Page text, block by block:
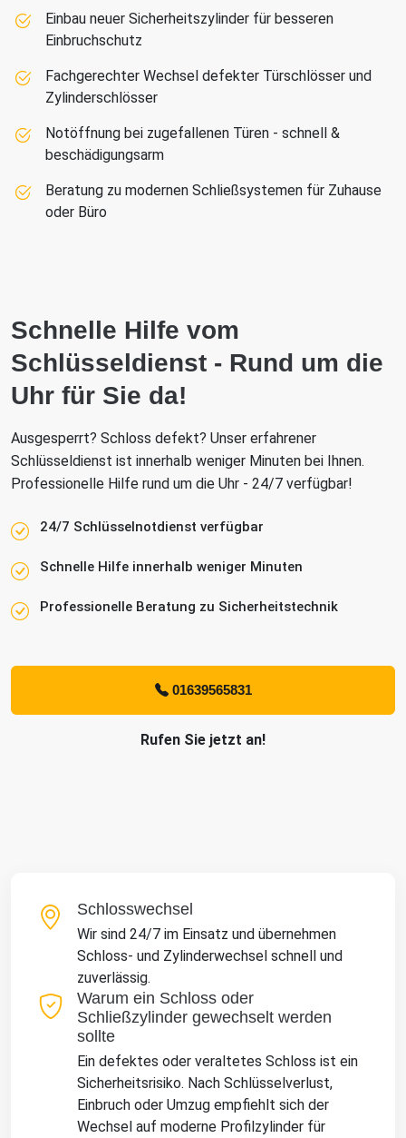
Einbau neuer Sicherheitszylinder für besseren
Einbruchschutz
Fachgerechter Wechsel defekter Türschlösser und
Zylinderschlösser
Notöffnung bei zugefallenen Türen - schnell &
beschädigungsarm
Beratung zu modernen Schließsystemen für Zuhause
oder Büro
Schnelle Hilfe vom
Schlüsseldienst - Rund um die
Uhr für Sie da!
Ausgesperrt? Schloss defekt? Unser erfahrener
Schlüsseldienst ist innerhalb weniger Minuten bei Ihnen.
Professionelle Hilfe rund um die Uhr - 24/7 verfügbar!
24/7 Schlüsselnotdienst verfügbar
Schnelle Hilfe innerhalb weniger Minuten
Professionelle Beratung zu Sicherheitstechnik
01639565831
Rufen Sie jetzt an!
Schlosswechsel
Wir sind 24/7 im Einsatz und übernehmen
Schloss- und Zylinderwechsel schnell und
zuverlässig.
Warum ein Schloss oder
Schließzylinder gewechselt werden
sollte
Ein defektes oder veraltetes Schloss ist ein
Sicherheitsrisiko. Nach Schlüsselverlust,
Einbruch oder Umzug empfiehlt sich der
Wechsel auf moderne Profilzylinder für